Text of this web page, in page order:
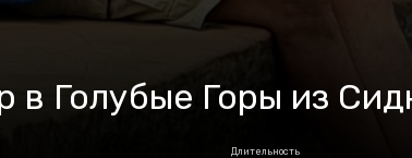
в Голубые Горы из
Длительность